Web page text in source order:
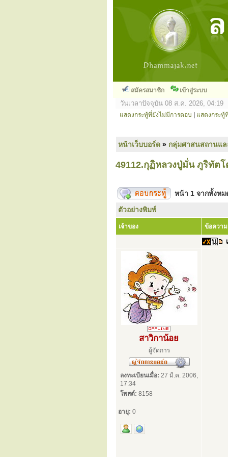
สมัครสมาชิก เข้าสู่ระบบ
วันเวลาปัจจุบัน 08 ส.ค. 2026, 04:19
แสดงกระทู้ที่ยังไม่มีการตอบ แสดงกระทู้
หน้าเว็บบอร์ด » กลุ่มศาสนสถานแ
49112.กุฏิหลวงปู่มั่น ภูริทัต
หน้า 1 จากทั้งห
ตัวอย่างพิมพ์
เจ้าของ ข้อความ
สาวิกาน้อย
ผู้จัดการ
ลงทะเบียนเมื่อ: 27 มี.ค. 2006,
17:34
โพสต์: 8158
อายุ: 0